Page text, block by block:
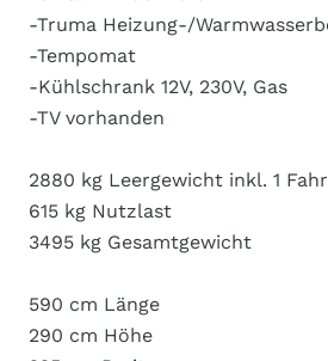
-Truma Heizung-/
-Tempomat
-Kühlschrank 12V, 230V, Gas
-TV vorhanden
2880 kg Leergewicht inkl. 1
615 kg Nutzlast
3495 kg Gesamtgewicht
590 cm Länge
290 cm Höhe